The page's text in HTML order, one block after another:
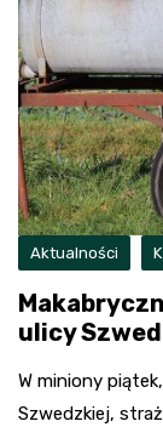
Aktualności
ulicy
W miniony
Szwedzkiej,